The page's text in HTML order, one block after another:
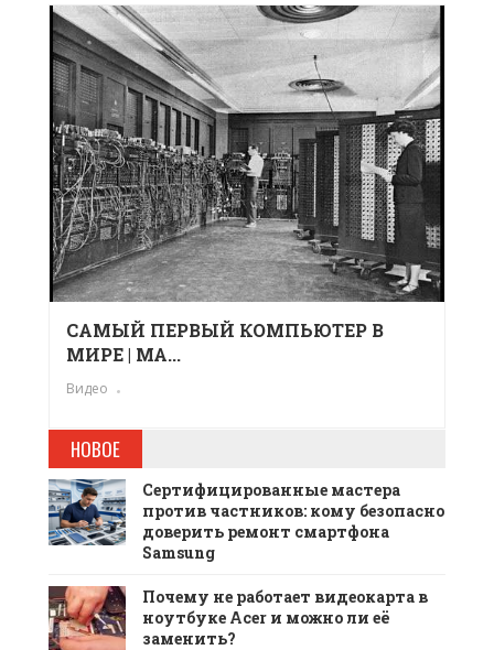
САМЫЙ ПЕРВЫЙ КОМПЬЮТЕР В
МИРЕ | MA...
Видео
НОВОЕ
Сертифицированные мастера
против частников: кому безопасно
доверить ремонт смартфона
Samsung
Почему не работает видеокарта в
ноутбуке Acer и можно ли её
заменить?